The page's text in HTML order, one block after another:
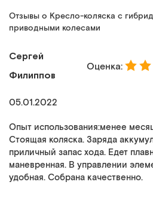
Отзывы о Кресло-коляска с
приводными колесами
Сергей
Филиппов
Оценка:
05.01.2022
Опыт использования:менее
Стоящая коляска. Заряда
приличный запас хода. Едет
маневренная. В управлении
удобная. Собрана качественно.